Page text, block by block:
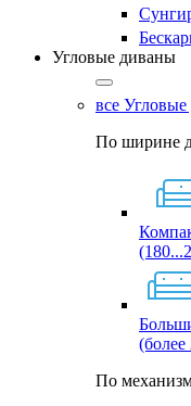
Угловые диваны
все
По ширине
По